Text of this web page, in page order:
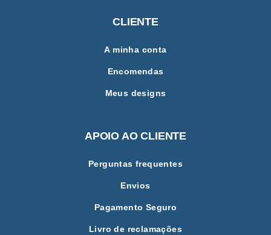
CLIENTE
A minha conta
Encomendas
Meus designs
APOIO AO CLIENTE
Perguntas frequentes
Envios
Pagamento Seguro
Livro de reclamações